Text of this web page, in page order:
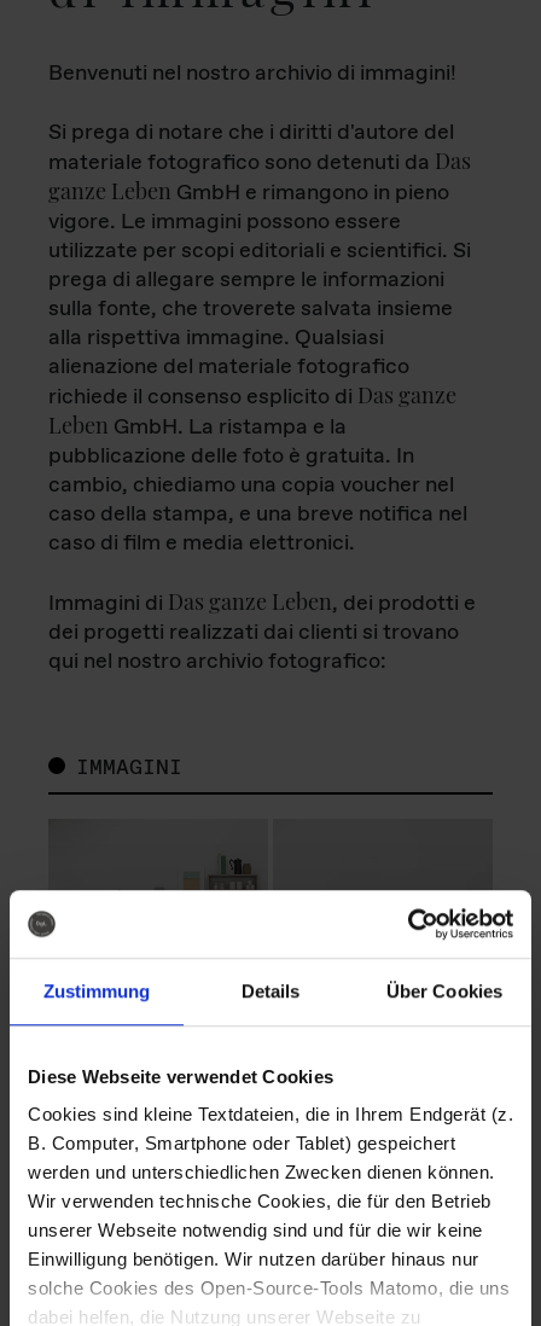
Zustimmung Details Über Cookies
Diese Webseite verwendet Cookies
Cookies sind kleine Textdateien, die in Ihrem Endgerät (z.
B. Computer, Smartphone oder Tablet) gespeichert
werden und unterschiedlichen Zwecken dienen können.
Wir verwenden technische Cookies, die für den Betrieb
unserer Webseite notwendig sind und für die wir keine
Einwilligung benötigen. Wir nutzen darüber hinaus nur
solche Cookies des Open-Source-Tools Matomo, die uns
dabei helfen, die Nutzung unserer Webseite zu
Benvenuti nel nostro archivio di immagini!
Si prega di notare che i diritti d'autore del
materiale fotografico sono detenuti da Das
ganze Leben GmbH e rimangono in pieno
vigore. Le immagini possono essere
utilizzate per scopi editoriali e scientifici. Si
prega di allegare sempre le informazioni
sulla fonte, che troverete salvata insieme
alla rispettiva immagine. Qualsiasi
alienazione del materiale fotografico
richiede il consenso esplicito di Das ganze
Leben GmbH. La ristampa e la
pubblicazione delle foto è gratuita. In
cambio, chiediamo una copia voucher nel
caso della stampa, e una breve notifica nel
caso di film e media elettronici.
Immagini di Das ganze Leben, dei prodotti e
dei progetti realizzati dai clienti si trovano
qui nel nostro archivio fotografico:
IMMAGINI
Fotografo: Lorenz
Sternbach
Download
Fotografo: Lorenz
Sternbach
Download